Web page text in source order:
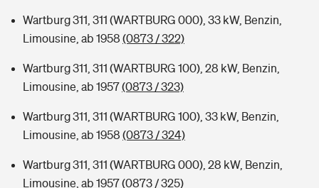
Wartburg 311, 311 (WARTBURG 000), 33 kW, Benzin,
Limousine, ab 1958 (0873 / 322)
Wartburg 311, 311 (WARTBURG 100), 28 kW, Benzin,
Limousine, ab 1957(0873 / 323)
Wartburg 311, 311 (WARTBURG 100), 33 kW, Benzin,
Limousine, ab 1958 (0873 / 324)
Wartburg 311, 311 (WARTBURG 000), 28 kW, Benzin,
Limousine, ab 1957(0873 / 325)